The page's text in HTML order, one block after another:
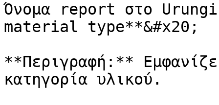
Όνομα report στο
material type**&#x20;
**Περιγραφή:**
κατηγορία υλικού.